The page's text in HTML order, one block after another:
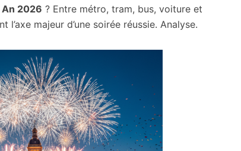
2026 ? Entre métro, tram, bus, voiture et
majeur d’une soirée réussie. Analyse.